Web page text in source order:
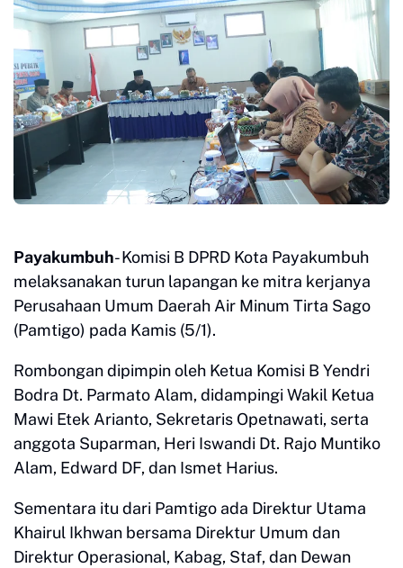
Payakumbuh- Komisi B DPRD Kota Payakumbuh
melaksanakan turun lapangan ke mitra kerjanya
Perusahaan Umum Daerah Air Minum Tirta Sago
(Pamtigo) pada Kamis (5/1).
Rombongan dipimpin oleh Ketua Komisi B Yendri
Bodra Dt. Parmato Alam, didampingi Wakil Ketua
Mawi Etek Arianto, Sekretaris Opetnawati, serta
anggota Suparman, Heri Iswandi Dt. Rajo Muntiko
Alam, Edward DF, dan Ismet Harius.
Sementara itu dari Pamtigo ada Direktur Utama
Khairul Ikhwan bersama Direktur Umum dan
Direktur Operasional, Kabag, Staf, dan Dewan